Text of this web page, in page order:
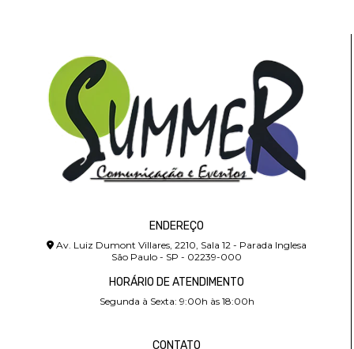
ENDEREÇO
Av. Luiz Dumont Villares, 2210, Sala 12 - Parada Inglesa
São Paulo - SP - 02239-000
HORÁRIO DE ATENDIMENTO
Segunda à Sexta: 9:00h às 18:00h
CONTATO